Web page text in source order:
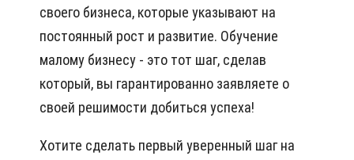
своего бизнеса, которые указывают на
постоянный рост и развитие. Обучение
малому бизнесу - это тот шаг, сделав
который, вы гарантированно заявляете о
своей решимости добиться успеха!
Хотите сделать первый уверенный шаг на